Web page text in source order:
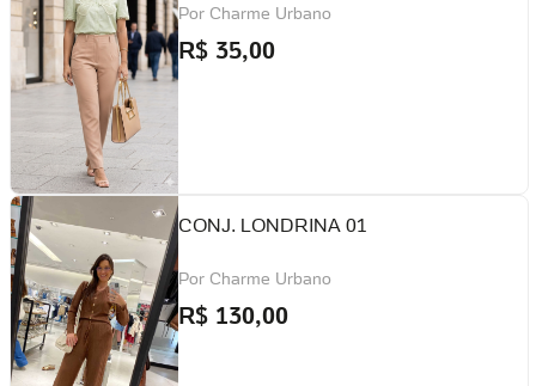
Por Charme Urbano
R$ 35,00
CONJ. LONDRINA 01
Por Charme Urbano
R$ 130,00